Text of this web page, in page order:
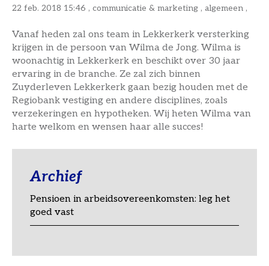
22 feb. 2018 15:46 , communicatie & marketing , algemeen ,
Vanaf heden zal ons team in Lekkerkerk versterking
krijgen in de persoon van Wilma de Jong. Wilma is
woonachtig in Lekkerkerk en beschikt over 30 jaar
ervaring in de branche. Ze zal zich binnen
Zuyderleven Lekkerkerk gaan bezig houden met de
Regiobank vestiging en andere disciplines, zoals
verzekeringen en hypotheken. Wij heten Wilma van
harte welkom en wensen haar alle succes!
Archief
Pensioen in arbeidsovereenkomsten: leg het
goed vast